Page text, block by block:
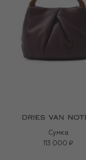
Сумка
113 000 ₽